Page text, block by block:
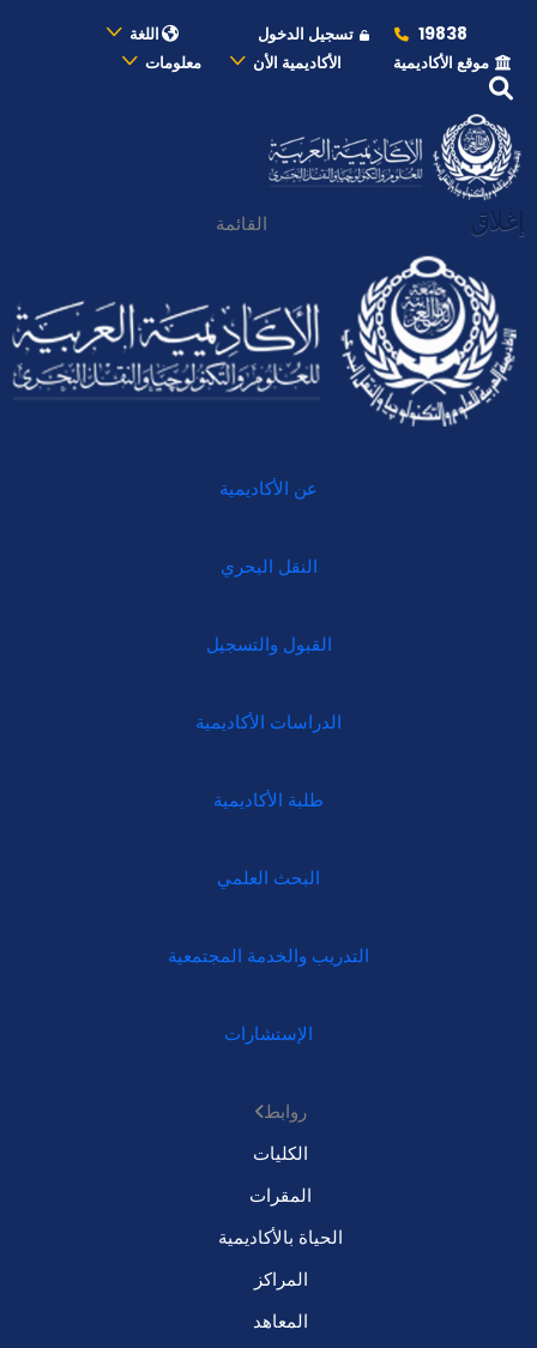
19838 تسجيل الدخول
اللغة
موقع الأكاديمية
الأكاديمية الأن معلومات
إغلاق القائمة
عن الأكاديمية
النقل البحري
القبول والتسجيل
الدراسات الأكاديمية
طلبة الأكاديمية
البحث العلمي
التدريب والخدمة المجتمعية
الإستشارات
روابط
الكليات
المقرات
الحياة بالأكاديمية
المراكز
المعاهد